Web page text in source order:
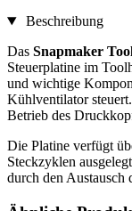
Beschreibung
Das Snapmaker
Steuerplatine im
und wichtige
Kühlventilator
Betrieb des
Die Platine verfügt
Steckzyklen
durch den Austausch